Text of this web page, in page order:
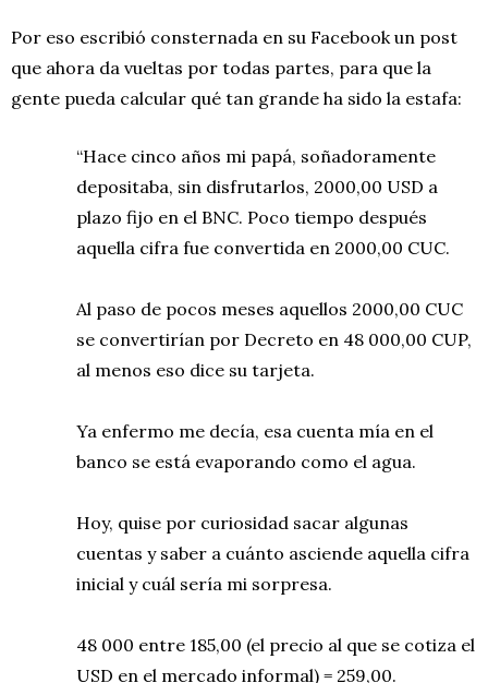
Por eso escribió consternada en su Facebook un post
que ahora da vueltas por todas partes, para que la
gente pueda calcular qué tan grande ha sido la estafa:
“Hace cinco años mi papá, soñadoramente
depositaba, sin disfrutarlos, 2000,00 USD a
plazo fijo en el BNC. Poco tiempo después
aquella cifra fue convertida en 2000,00 CUC.
Al paso de pocos meses aquellos 2000,00 CUC
se convertirían por Decreto en 48 000,00 CUP,
al menos eso dice su tarjeta.
Ya enfermo me decía, esa cuenta mía en el
banco se está evaporando como el agua.
Hoy, quise por curiosidad sacar algunas
cuentas y saber a cuánto asciende aquella cifra
inicial y cuál sería mi sorpresa.
48 000 entre 185,00 (el precio al que se cotiza el
USD en el mercado informal) = 259,00.